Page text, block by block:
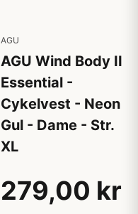
AGU
AGU Wind Body II
Essential -
Cykelvest - Neon
Gul - Dame - Str.
XL
279,00 kr